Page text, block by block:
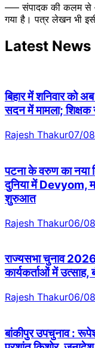
—– संपादक की कलम से
गया है। पत्र लेखन भी
Latest News
बिहार में शनिवार को
सदन में मामला;
Rajesh Thakur07/
पटना के वरुण का नया
दुनिया में Devyom,
शुरुआत
Rajesh Thakur06/
राज्यसभा चुनाव
कार्यकर्ताओं में उत्साह,
Rajesh Thakur06/
बांकीपुर उपचुनाव :